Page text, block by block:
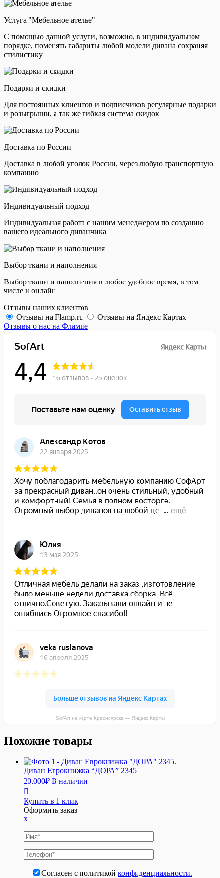
Услуга "Мебельное ателье"
С помощью данной услуги, возможно, в индивидуальном
порядке, поменять габариты любой модели дивана сохраняя
стилистику
Подарки и скидки
Для постоянных клиентов и подписчиков регулярные подарки
и розыгрыши, а так же гибкая система скидок
Доставка по России
Доставка в любой уголок России, через любую транспортную
компанию
Индивидуальный подход
Индивидуальная работа с нашим менеджером по созданию
вашего идеального диванчика
Выбор ткани и наполнения
Выбор ткани и наполнения в любое удобное время, в том
числе и онлайн
Отзывы наших клиентов
Отзывы на Flamp.ru
Отзывы на Яндекс Картах
Отзывы о нас на Флампе
SofArt на карте Красноярска — Яндекс Карты
Похожие товары
Диван Еврокнижка “ДОРА” 2345
20,000₽ В наличии
Купить в 1 клик
Оформить заказ
x
Согласен с политикой конфиденциальности.